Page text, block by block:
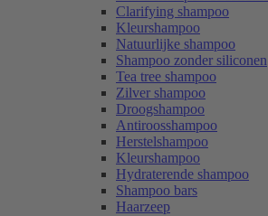
Clarifying shampoo
Kleurshampoo
Natuurlijke shampoo
Shampoo zonder siliconen
Tea tree shampoo
Zilver shampoo
Droogshampoo
Antiroosshampoo
Herstelshampoo
Kleurshampoo
Hydraterende shampoo
Shampoo bars
Haarzeep